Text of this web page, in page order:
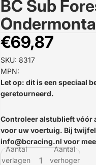
Afbeelding
openen
in
volledig
scherm
BC Sub
€69,87
SKU: 8317
MPN:
Let op: dit is een speciaal
geretourneerd.
Controleer alstublieft vóór
voor uw voertuig. Bij
info@bcracing.nl voor
Aantal
verlagen
Aantal
verhogen